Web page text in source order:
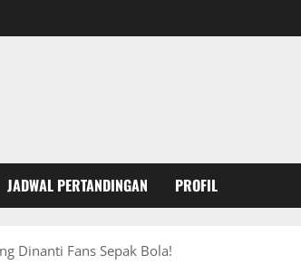
JADWAL PERTANDINGAN PROFIL
Dinanti Fans Sepak Bola!